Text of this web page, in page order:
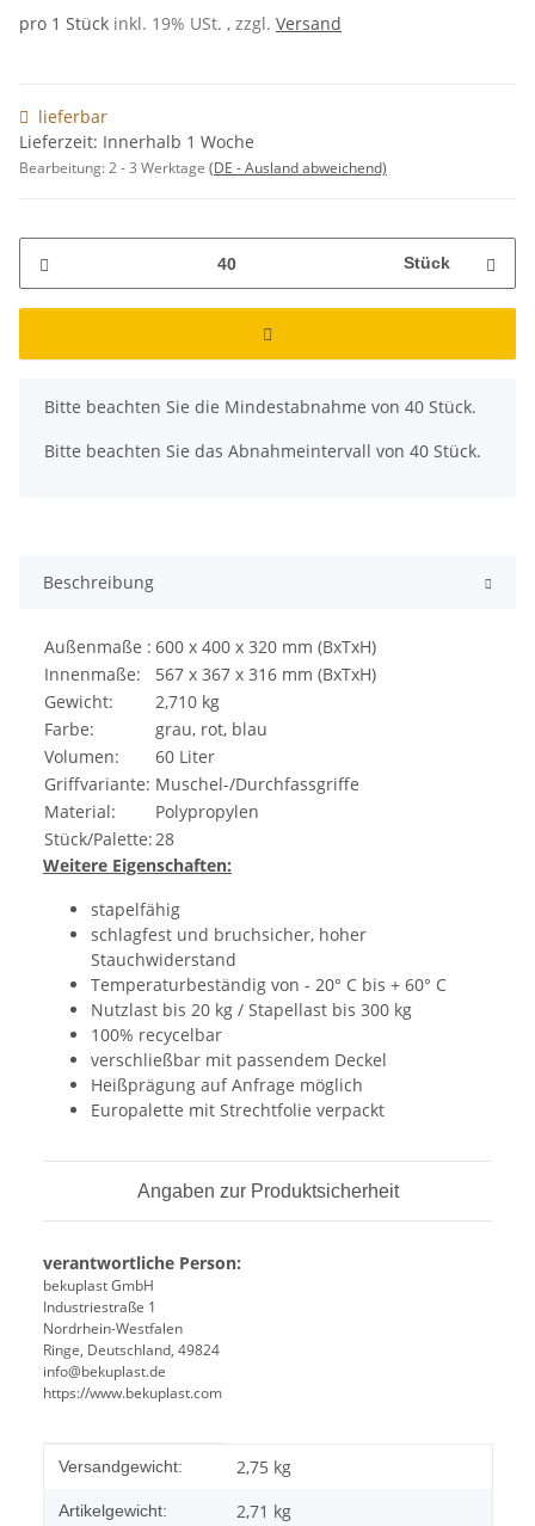
pro 1 Stück inkl. 19% USt. , zzgl. Versand
lieferbar
Lieferzeit: Innerhalb 1 Woche
Bearbeitung:2 - 3 Werktage (DE - Ausland abweichend)
Stück
x
Bitte beachten Sie die Mindestabnahme von 40 Stück.
Bitte beachten Sie das Abnahmeintervall von 40 Stück.
Beschreibung
Außenmaße : 600 x 400 x 320 mm (BxTxH)
Innenmaße:
567 x 367 x 316 mm (BxTxH)
Gewicht:
2,710 kg
Farbe:
grau, rot, blau
Volumen:
60 Liter
Griffvariante: Muschel-/Durchfassgriffe
Material:
Polypropylen
Stück/Palette:28
Weitere Eigenschaften:
stapelfähig
schlagfest und bruchsicher, hoher
Stauchwiderstand
Temperaturbeständig von - 20° C bis + 60° C
Nutzlast bis 20 kg / Stapellast bis 300 kg
100% recycelbar
verschließbar mit passendem Deckel
Heißprägung auf Anfrage möglich
Europalette mit Strechtfolie verpackt
Angaben zur Produktsicherheit
verantwortliche Person:
bekuplast GmbH
Industriestraße 1
Nordrhein-Westfalen
Ringe, Deutschland, 49824
info@bekuplast.de
https://www.bekuplast.com
Produkteigenschaft
Wert
Versandgewicht: 2,75 kg
Artikelgewicht: 2,71 kg